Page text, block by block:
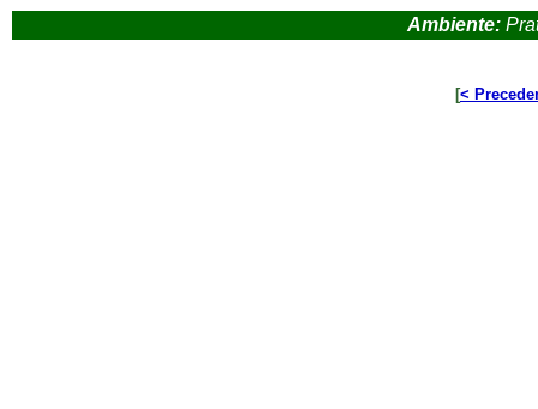
Ambiente:
[<